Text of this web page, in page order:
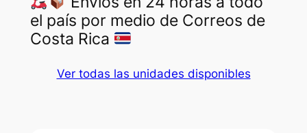
el país por medio de Correos de
Costa Rica
Ver todas las unidades disponibles